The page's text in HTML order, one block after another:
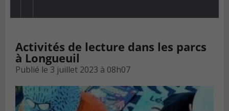
Activités de lecture dans les parcs
à Longueuil
Publié le 3 juillet 2023 à 08h07